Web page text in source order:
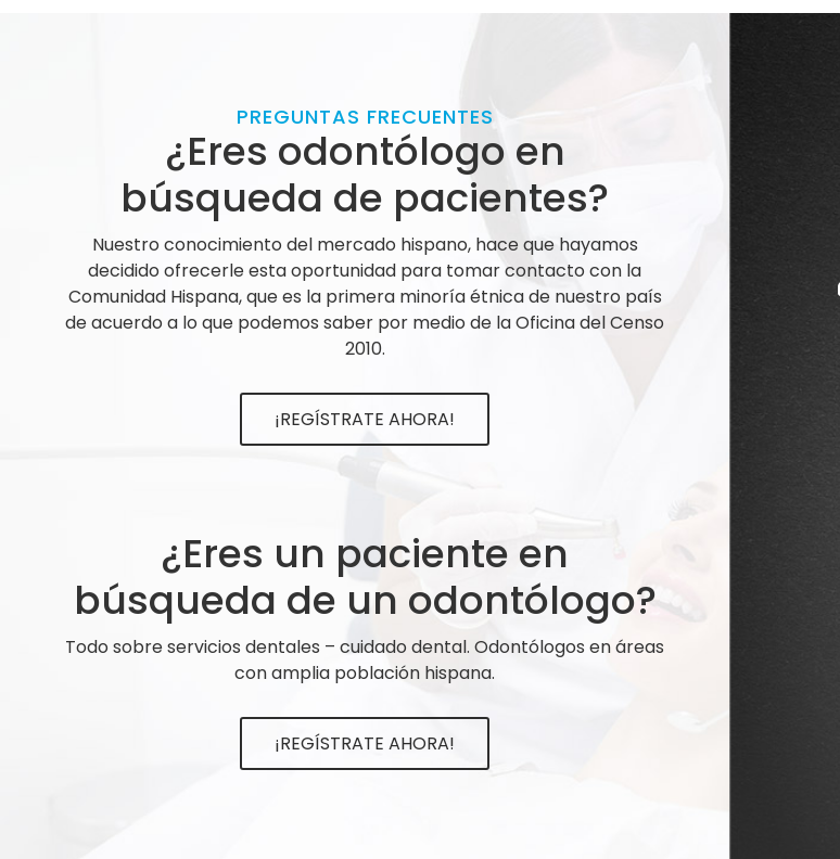
PREGUNTAS FRECUENTES
¿Eres odontólogo en
búsqueda de pacientes?
Nuestro conocimiento del mercado hispano, hace que hayamos
decidido ofrecerle esta oportunidad para tomar contacto con la
Comunidad Hispana, que es la primera minoría étnica de nuestro país
de acuerdo a lo que podemos saber por medio de la Oficina del Censo
2010.
¡REGÍSTRATE AHORA!
¿Eres un paciente en
búsqueda de un odontólogo?
Todo sobre servicios dentales – cuidado dental. Odontólogos en áreas
con amplia población hispana.
¡REGÍSTRATE AHORA!